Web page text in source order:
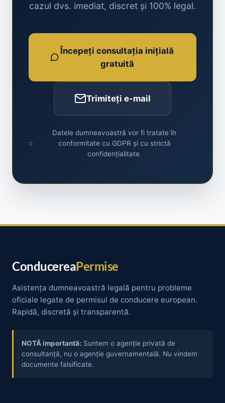
cazul dvs. imediat, discret și 100% legal.
Începeți consultația inițială
gratuită
Trimiteți e-mail
Datele dumneavoastră vor fi tratate în
conformitate cu GDPR și cu strictă
confidențialitate.
ConducereaPermise
Asistența dumneavoastră legală pentru probleme
oficiale legate de permisul de conducere european.
Rapidă, discretă și transparentă.
NOTĂ importantă: Suntem o agenție privată de
consultanță, nu o agenție guvernamentală. Nu vindem
documente falsificate.